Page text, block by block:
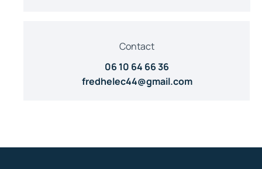
Contact
06 10 64 66 36
fredhelec44@gmail.com